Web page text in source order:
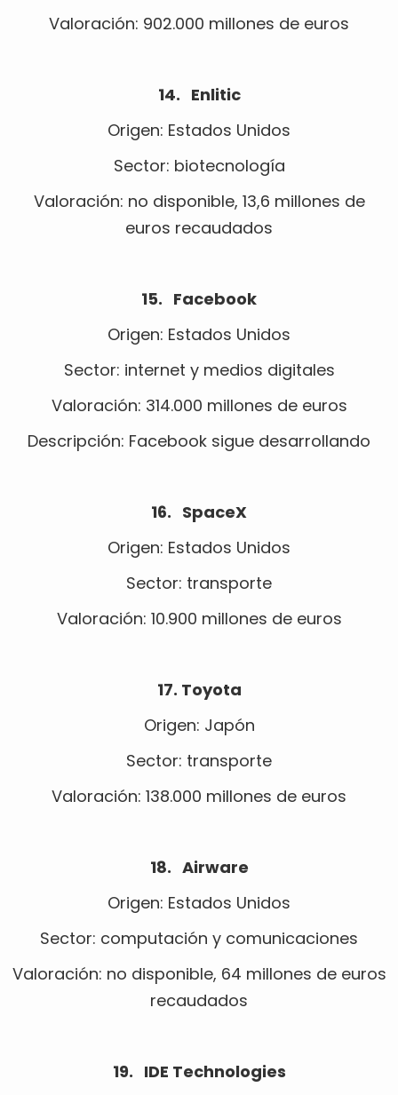
Valoración: 902.000 millones de euros
14. Enlitic
Origen: Estados Unidos
Sector: biotecnología
Valoración: no disponible, 13,6 millones de
euros recaudados
15. Facebook
Origen: Estados Unidos
Sector: internet y medios digitales
Valoración: 314.000 millones de euros
Descripción: Facebook sigue desarrollando
16. SpaceX
Origen: Estados Unidos
Sector: transporte
Valoración: 10.900 millones de euros
17. Toyota
Origen: Japón
Sector: transporte
Valoración: 138.000 millones de euros
18. Airware
Origen: Estados Unidos
Sector: computación y comunicaciones
Valoración: no disponible, 64 millones de euros
recaudados
19. IDE Technologies